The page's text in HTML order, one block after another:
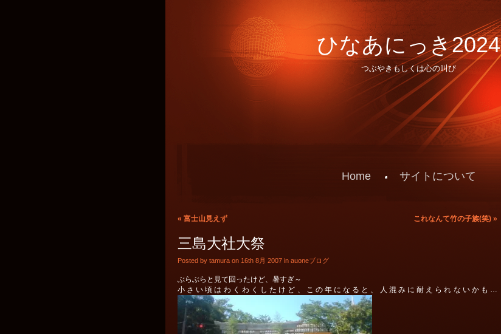
ひなあにっき2024
つぶやきもしくは心の叫び
Home サイトについて
« 富士山見えず これなんて竹の子族(笑) »
三島大社大祭
Posted by tamura on 16th 8月 2007 in auoneブログ
ぶらぶらと見て回ったけど、暑すぎ～
小さい頃はわくわくしたけど、この年になると、人混みに耐えられないかも…